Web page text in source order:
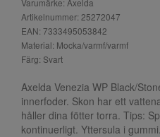
Artikelnummer: 25272047
EAN: 7333495053842
Material: Mocka/varmf/varmf
Färg: Svart
Axelda Venezia WP Black/
innerfoder. Skon har ett
håller dina fötter torra. Tips:
kontinuerligt. Yttersula i gummi.